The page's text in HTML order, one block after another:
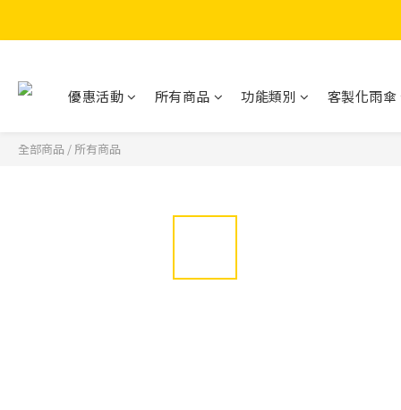
優惠活動 所有商品 功能類別 客製化雨傘
全部商品 / 所有商品